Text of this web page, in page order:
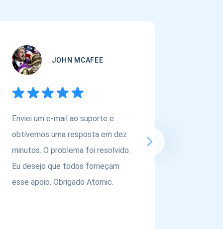
JOHN MCAFEE
Enviei um e-mail ao suporte e
obtivemos uma resposta em dez
minutos. O problema foi resolvido.
Eu desejo que todos forneçam
esse apoio. Obrigado Atomic.